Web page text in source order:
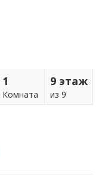
1
Комнатa
9 этаж
из 9